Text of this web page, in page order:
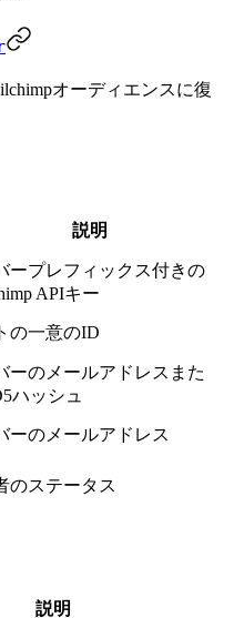
オーディエンスに復
説明
ープレフィックス付きの
APIキー
の一意のID
ーのメールアドレスまた
ハッシュ
ーのメールアドレス
のステータス
説明